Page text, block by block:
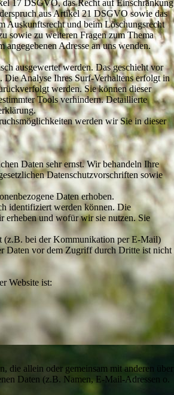
17 DSGVO, das Recht auf Einschränkung
aus Artikel 21 DSGVO sowie das
Auskunftsrecht und beim Löschungsrecht
sowie zu weiteren Fragen zum Thema
angegebenen Adresse an uns wenden.
ausgewertet werden. Das geschieht vor
Die Analyse Ihres Surf-Verhaltens erfolgt in
werden. Sie können dieser
Tools verhindern. Detaillierte
werden wir Sie in dieser
Daten sehr ernst. Wir behandeln Ihre
Datenschutzvorschriften sowie
Daten erhoben.
identifiziert werden können. Die
erheben und wofür wir sie nutzen. Sie
(z.B. bei der Kommunikation per E-Mail)
Daten vor dem Zugriff durch Dritte ist nicht
Website ist:
die allein oder gemeinsam mit anderen über
Daten (z.B. Namen, E-Mail-Adressen o.